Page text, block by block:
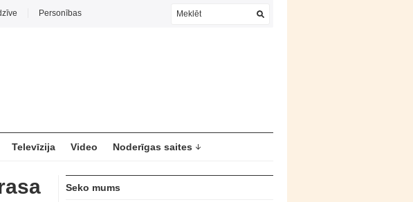
Personības
Televīzija Video Noderīgas saites
Seko mums